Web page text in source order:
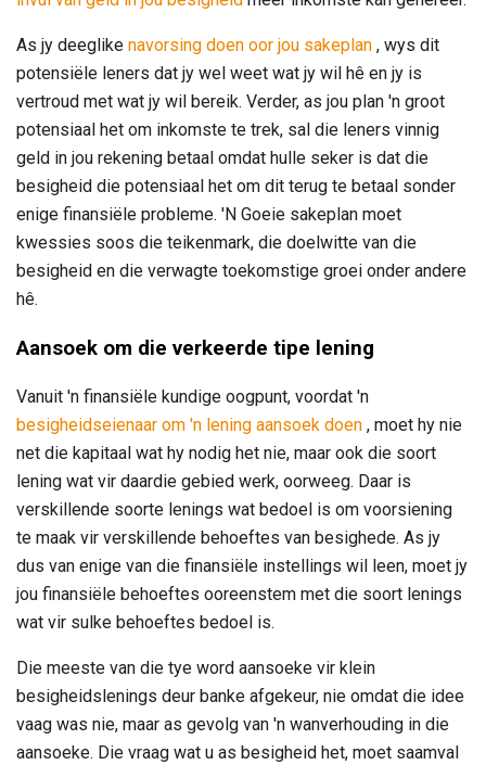
As jy deeglike navorsing doen oor jou sakeplan , wys dit
potensiële leners dat jy wel weet wat jy wil hê en jy is
vertroud met wat jy wil bereik. Verder, as jou plan 'n groot
potensiaal het om inkomste te trek, sal die leners vinnig
geld in jou rekening betaal omdat hulle seker is dat die
besigheid die potensiaal het om dit terug te betaal sonder
enige finansiële probleme. 'N Goeie sakeplan moet
kwessies soos die teikenmark, die doelwitte van die
besigheid en die verwagte toekomstige groei onder andere
hê.
Aansoek om die verkeerde tipe lening
Vanuit 'n finansiële kundige oogpunt, voordat 'n
besigheidseienaar om 'n lening aansoek doen , moet hy nie
net die kapitaal wat hy nodig het nie, maar ook die soort
lening wat vir daardie gebied werk, oorweeg. Daar is
verskillende soorte lenings wat bedoel is om voorsiening
te maak vir verskillende behoeftes van besighede. As jy
dus van enige van die finansiële instellings wil leen, moet jy
jou finansiële behoeftes ooreenstem met die soort lenings
wat vir sulke behoeftes bedoel is.
Die meeste van die tye word aansoeke vir klein
besigheidslenings deur banke afgekeur, nie omdat die idee
vaag was nie, maar as gevolg van 'n wanverhouding in die
aansoeke. Die vraag wat u as besigheid het, moet saamval